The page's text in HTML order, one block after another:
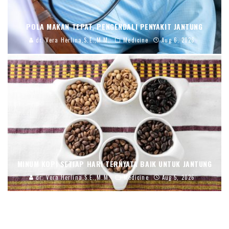
POLA MAKAN TEPAT, PENGENDALI PENYAKIT JANTUNG
dr. Vera Herlina,S.E.,M.M. Medicine Aug 6, 2026
MINUM KOPI SETIAP HARI TERNYATA BAIK UNTUK JANTUNG
dr. Vera Herlina,S.E.,M.M. Medicine Aug 5, 2026